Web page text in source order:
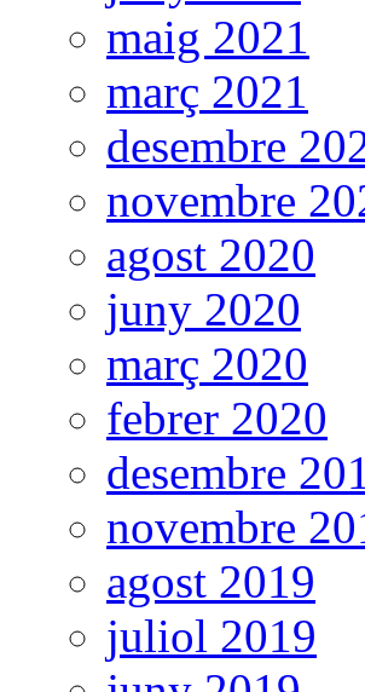
maig 2021
març 2021
desembre
novembre
agost 2020
juny 2020
març 2020
febrer 2020
desembre
novembre
agost 2019
juliol 2019